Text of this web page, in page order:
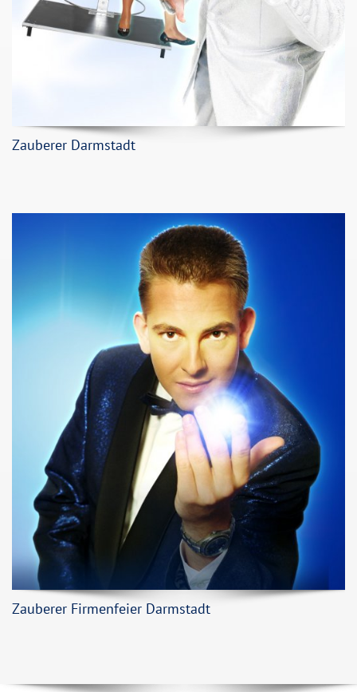
Zauberer Darmstadt
Zauberer Firmenfeier Darmstadt